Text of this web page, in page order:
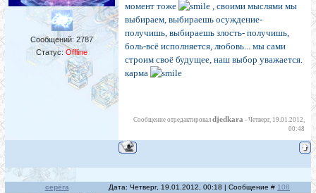
Сообщений: 2787
Статус: Offline
момент тоже
, своими мыслями мы
выбираем, выбираешь осуждение-
получишь, выбираешь злость- получишь,
боль-всё исполняется, любовь... мы сами
строим своё будущее, наш выбор уважается.
карма
Сообщение отредактировал djedkara - Четверг, 19.01.2012,
00:48
серёга Дата: Четверг, 19.01.2012, 00:18 | Сообщение # 108